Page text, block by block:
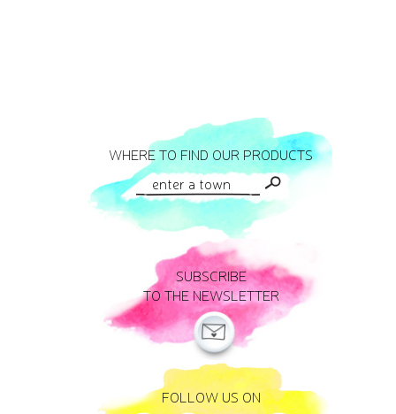
WHERE TO FIND OUR PRODUCTS
SUBSCRIBE
TO THE NEWSLETTER
FOLLOW US ON